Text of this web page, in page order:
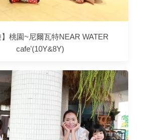
】桃園~尼爾瓦特NEAR WATER
cafe'(10Y&8Y)